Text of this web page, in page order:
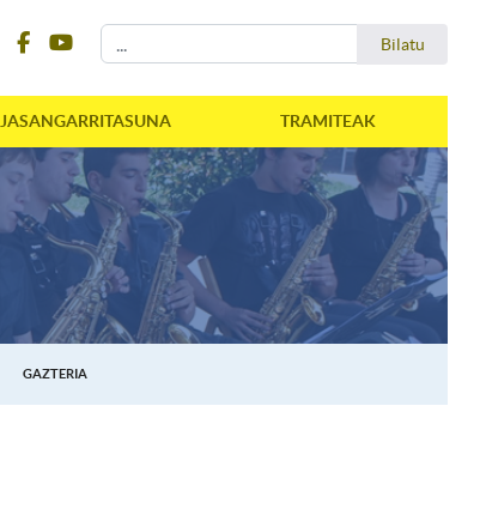
Bilatu
JASANGARRITASUNA TRAMITEAK
GAZTERIA